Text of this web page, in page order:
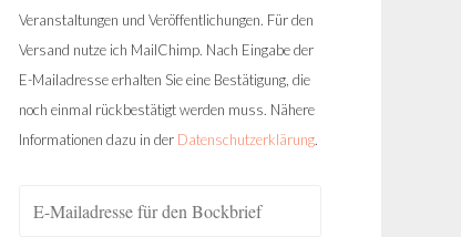
Veranstaltungen und Veröffentlichungen. Für den
Versand nutze ich MailChimp. Nach Eingabe der
E-Mailadresse erhalten Sie eine Bestätigung, die
noch einmal rückbestätigt werden muss. Nähere
Informationen dazu in der Datenschutzerklärung.